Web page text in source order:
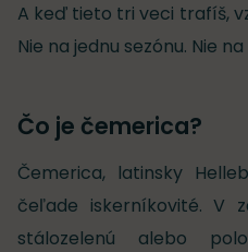
A keď tieto tri veci trafíš,
Nie na jednu sezónu. Nie
Čo je čemerica?
Čemerica, latinsky
čeľade iskerníkovité. V
stálozelenú alebo